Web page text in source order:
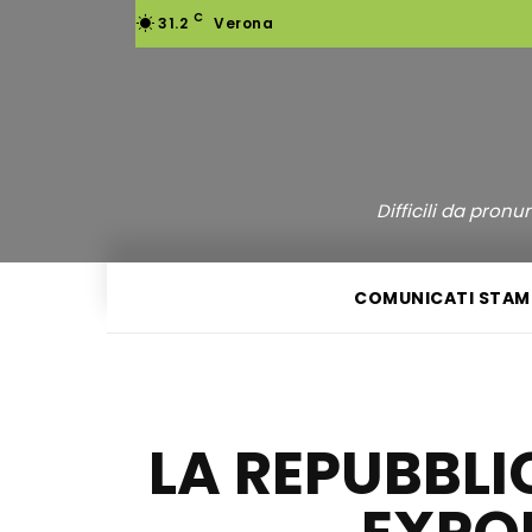
31.2 C Verona
Difficili da
COMUNICATI
LA